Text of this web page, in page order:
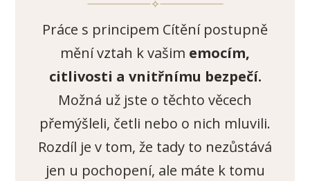
Práce s principem Cítění postupně
mění vztah k vašim emocím,
citlivosti a vnitřnímu bezpečí.
Možná už jste o těchto věcech
přemýšleli, četli nebo o nich mluvili.
Rozdíl je v tom, že tady to nezůstává
jen u pochopení, ale máte k tomu